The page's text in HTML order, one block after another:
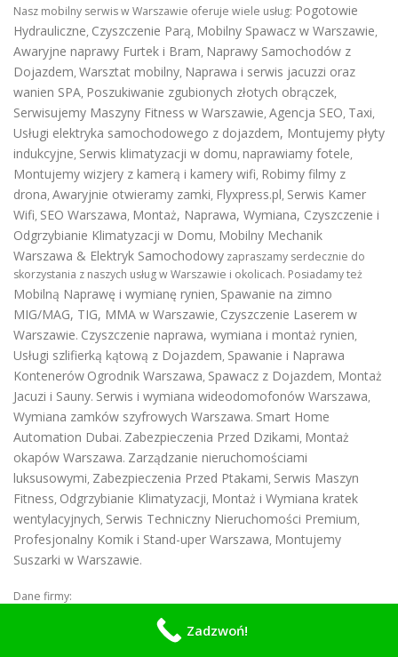
Nasz mobilny serwis w Warszawie oferuje wiele usług: Pogotowie
Hydrauliczne, Czyszczenie Parą, Mobilny Spawacz w Warszawie,
Awaryjne naprawy Furtek i Bram, Naprawy Samochodów z
Dojazdem, Warsztat mobilny, Naprawa i serwis jacuzzi oraz
wanien SPA, Poszukiwanie zgubionych złotych obrączek,
Serwisujemy Maszyny Fitness w Warszawie, Agencja SEO, Taxi,
Usługi elektryka samochodowego z dojazdem, Montujemy płyty
indukcyjne, Serwis klimatyzacji w domu, naprawiamy fotele,
Montujemy wizjery z kamerą i kamery wifi, Robimy filmy z
drona, Awaryjnie otwieramy zamki, Flyxpress.pl, Serwis Kamer
Wifi, SEO Warszawa, Montaż, Naprawa, Wymiana, Czyszczenie i
Odgrzybianie Klimatyzacji w Domu, Mobilny Mechanik
Warszawa & Elektryk Samochodowy zapraszamy serdecznie do
skorzystania z naszych usług w Warszawie i okolicach. Posiadamy też
Mobilną Naprawę i wymianę rynien, Spawanie na zimno
MIG/MAG, TIG, MMA w Warszawie, Czyszczenie Laserem w
Warszawie. Czyszczenie naprawa, wymiana i montaż rynien,
Usługi szlifierką kątową z Dojazdem, Spawanie i Naprawa
Kontenerów Ogrodnik Warszawa, Spawacz z Dojazdem, Montaż
Jacuzi i Sauny. Serwis i wymiana wideodomofonów Warszawa,
Wymiana zamków szyfrowych Warszawa. Smart Home
Automation Dubai. Zabezpieczenia Przed Dzikami, Montaż
okapów Warszawa. Zarządzanie nieruchomościami
luksusowymi, Zabezpieczenia Przed Ptakami, Serwis Maszyn
Fitness, Odgrzybianie Klimatyzacji, Montaż i Wymiana kratek
wentylacyjnych, Serwis Techniczny Nieruchomości Premium,
Profesjonalny Komik i Stand-uper Warszawa, Montujemy
Suszarki w Warszawie.
Dane firmy:
Zadzwoń!